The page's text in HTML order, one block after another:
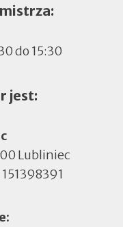
do 15:30
jest:
Lubliniec